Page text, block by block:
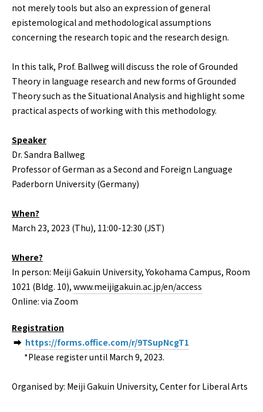
not merely tools but also an expression of general
epistemological and methodological assumptions
concerning the research topic and the research design.
In this talk, Prof. Ballweg will discuss the role of Grounded
Theory in language research and new forms of Grounded
Theory such as the Situational Analysis and highlight some
practical aspects of working with this methodology.
Speaker
Dr. Sandra Ballweg
Professor of German as a Second and Foreign Language
Paderborn University (Germany)
When?
March 23, 2023 (Thu), 11:00-12:30 (JST)
Where?
In person: Meiji Gakuin University, Yokohama Campus, Room
1021 (Bldg. 10), www.meijigakuin.ac.jp/en/access
Online: via Zoom
Registration
➡ https://forms.office.com/r/9TSupNcgT1
*Please register until March 9, 2023.
Organised by: Meiji Gakuin University, Center for Liberal Arts